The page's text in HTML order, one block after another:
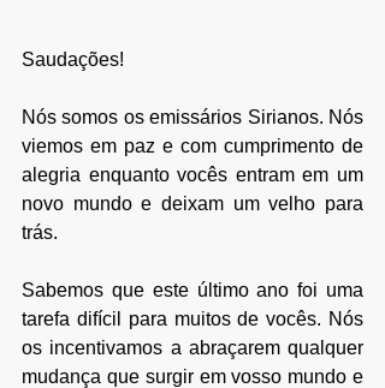
Saudações!
Nós somos os emissários Sirianos. Nós
viemos em paz e com cumprimento de
alegria enquanto vocês entram em um
novo mundo e deixam um velho para
trás.
Sabemos que este último ano foi uma
tarefa difícil para muitos de vocês. Nós
os incentivamos a abraçarem qualquer
mudança que surgir em vosso mundo e